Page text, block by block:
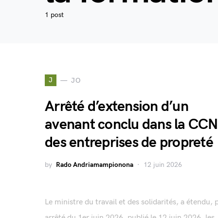
1 post
J JO
Arrêté d’extension d’un
avenant conclu dans la CCN
des entreprises de propreté
by Rado Andriamampionona 12 juin 2026
Le ministre du travail et des solidarités, a étendu,